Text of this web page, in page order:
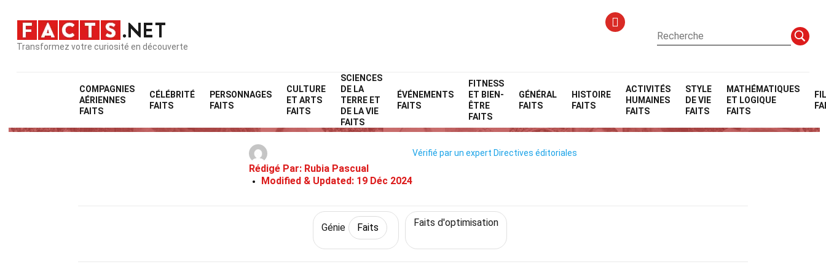
Transformez votre curiosité en découverte
COMPAGNIES
AÉRIENNES
FAITS
CÉLÉBRITÉ
FAITS
PERSONNAGES
FAITS
CULTURE
ET ARTS
FAITS
SCIENCES
DE LA
TERRE ET
DE LA VIE
FAITS
ÉVÉNEMENTS
FAITS
FITNESS
ET BIEN-
ÊTRE
FAITS
GÉNÉRAL
FAITS
HISTOIRE
FAITS
ACTIVITÉS
HUMAINES
FAITS
STYLE
DE VIE
FAITS
MATHÉMATIQUES
ET LOGIQUE
FAITS
Home Technologie et sciences GénieFaits
37 Faits Sur Plan D’expériences (DOE)
Rédigé Par: Rubia Pascual
Modified & Updated: 19 Déc 2024
Vérifié par un expert Directives éditoriales
Génie Faits Faits d'optimisation